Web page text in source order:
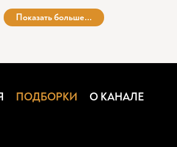
Показать больше...
ПОДБОРКИ О КАНАЛЕ